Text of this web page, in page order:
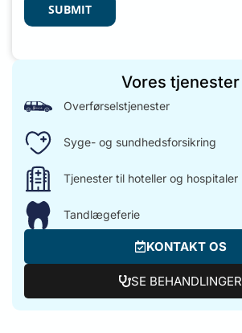
SUBMIT
Vores tjenester
Overførselstjenester
Syge- og sundhedsforsikring
Tjenester til hoteller og hospitaler
Tandlægeferie
KONTAKT OS
SE BEHANDLINGER